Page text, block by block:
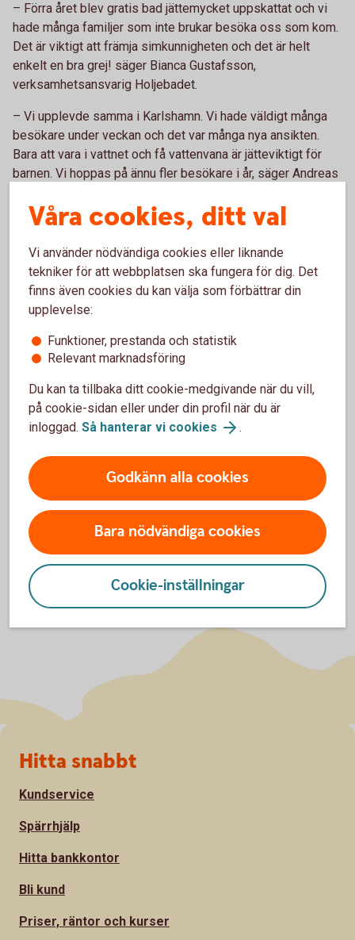
– Förra året blev gratis bad jättemycket uppskattat och vi
hade många familjer som inte brukar besöka oss som kom.
Det är viktigt att främja simkunnigheten och det är helt
enkelt en bra grej! säger Bianca Gustafsson,
verksamhetsansvarig Holjebadet.
– Vi upplevde samma i Karlshamn. Vi hade väldigt många
besökare under veckan och det var många nya ansikten.
Bara att vara i vattnet och få vattenvana är jätteviktigt för
barnen. Vi hoppas på ännu fler besökare i år, säger Andreas
Fakta gratis bad
Gäller för barn och ungdomar mellan 0–18 år
Badhus: Holjebadet i Olofström och Väggabadet i
Karlshamn
Tid: v.52 under respektive badhus ordinarie
öppettider.
Våra cookies, ditt val
Vi använder nödvändiga cookies eller liknande
tekniker för att webbplatsen ska fungera för dig. Det
finns även cookies du kan välja som förbättrar din
upplevelse:
Funktioner, prestanda och statistik
Relevant marknadsföring
Du kan ta tillbaka ditt cookie-medgivande när du vill,
på cookie-sidan eller under din profil när du är
inloggad. Så hanterar vi cookies .
Godkänn alla cookies
Bara nödvändiga cookies
Cookie-inställningar
Sidfot
Hitta snabbt
Kundservice
Spärrhjälp
Hitta bankkontor
Bli kund
Priser, räntor och kurser